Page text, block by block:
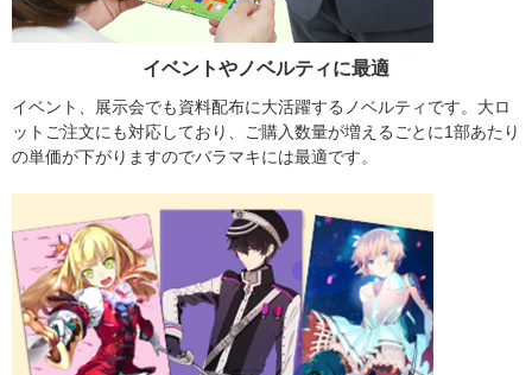
イベントやノベルティに最適
イベント、展示会でも資料配布に大活躍するノベルティです。大ロ
ットご注文にも対応しており、ご購入数量が増えるごとに1部あたり
の単価が下がりますのでバラマキには最適です。